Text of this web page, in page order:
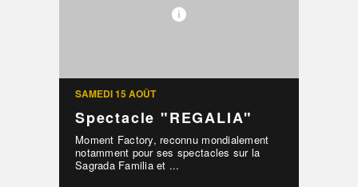
SAMEDI 15 AOÛT
Spectacle "REGALIA"
Moment Factory, reconnu mondialement
notamment pour ses spectacles sur la
Sagrada Familia et ...